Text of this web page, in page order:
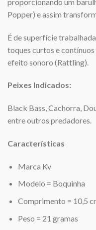
Popper) e assim
É de superfície
toques curtos e
efeito sonoro (Rattling).
Peixes Indicados:
Black Bass, Cachorra,
entre outros predadores.
Características
Marca Kv
Modelo = Boquinha
Comprimento = 10,5
Peso = 21 gramas